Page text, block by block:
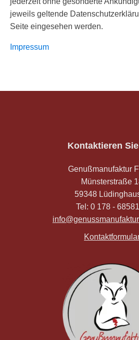
jeweils geltende
Seite eingesehen werden.
Impressum
Kontaktieren
Genußmanufaktur
Münsterstraße
59348
Tel: 0 178 -